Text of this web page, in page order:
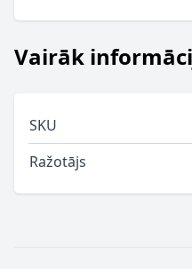
Vairāk
SKU
Ražotājs